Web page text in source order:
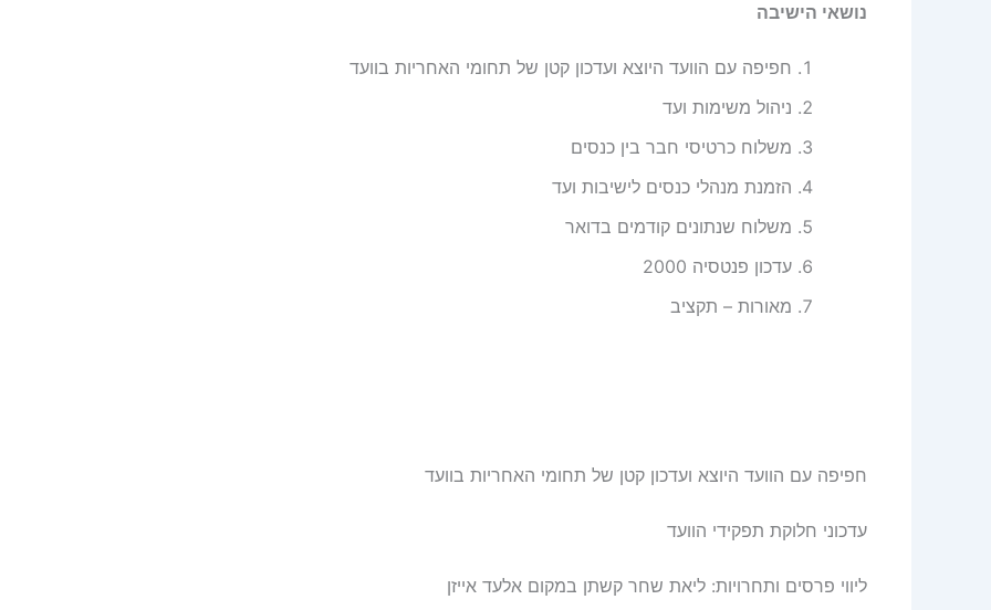
נושאי הישיבה
חפיפה עם הוועד היוצא ועדכון קטן של תחומי האחריות בוועד
ניהול משימות ועד
משלוח כרטיסי חבר בין כנסים
הזמנת מנהלי כנסים לישיבות ועד
משלוח שנתונים קודמים בדואר
עדכון פנטסיה 2000
מאורות – תקציב
חפיפה עם הוועד היוצא ועדכון קטן של תחומי האחריות בוועד
עדכוני חלוקת תפקידי הוועד
ליווי פרסים ותחרויות: ליאת שחר קשתן במקום אלעד אייזן